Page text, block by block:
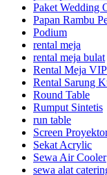
Paket Wedding
Papan Rambu
Podium
rental meja
rental meja bulat
Rental Meja
Rental Sarung
Round Table
Rumput Sintetis
run table
Screen
Sekat Acrylic
Sewa Air Cooler
sewa alat